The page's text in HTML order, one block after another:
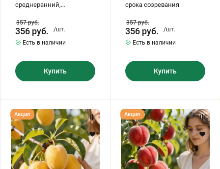
среднеранний,
357руб.
356 руб.
/шт.
Есть в наличии
Купить
срока созревания
357руб.
356 руб.
/шт.
Есть в наличии
Купить
Абрикос
"АНАНАСНЫЙ"
ранний
(самоплодный)
Акция
Абрикос
"БИГ
РЕД"
среднего
срока
созревания
(самоплодный)
Акция